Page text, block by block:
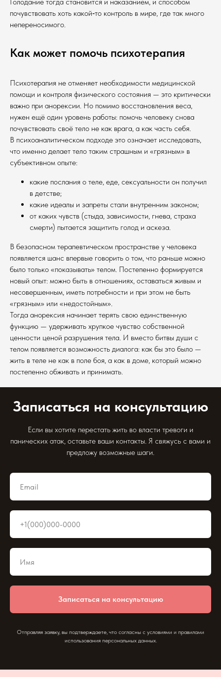
почувствовать хоть какой‑то контроль в мире, где так много
непереносимого.
Как может помочь психотерапия
Психотерапия не отменяет необходимости медицинской
помощи и контроля физического состояния — это критически
важно при анорексии. Но помимо восстановления веса,
нужен ещё один уровень работы: помочь человеку снова
почувствовать своё тело не как врага, а как часть себя.
В психоаналитическом подходе это означает исследовать,
что именно делает тело таким страшным и «грязным» в
субъективном опыте:
какие послания о теле, еде, сексуальности он получил
в детстве;
какие идеалы и запреты стали внутренним законом;
от каких чувств (стыда, зависимости, гнева, страха
смерти) пытается защитить голод и аскеза.
В безопасном терапевтическом пространстве у человека
появляется шанс впервые говорить о том, что раньше можно
было только «показывать» телом. Постепенно формируется
новый опыт: можно быть в отношениях, оставаться живым и
несовершенным, иметь потребности и при этом не быть
«грязным» или «недостойным».
Тогда анорексия начинает терять свою единственную
функцию — удерживать хрупкое чувство собственной
ценности ценой разрушения тела. И вместо битвы души с
телом появляется возможность диалога: как бы это было —
жить в теле не как в поле боя, а как в доме, который можно
постепенно обживать и принимать.
Записаться на консультацию
Если вы хотите перестать жить во власти тревоги и
панических атак, оставьте ваши контакты. Я свяжусь с вами и
предложу возможные шаги.
Записаться на консультацию
Отправляя заявку, вы подтверждаете, что согласны с условиями и правилами
использования персональных данных.